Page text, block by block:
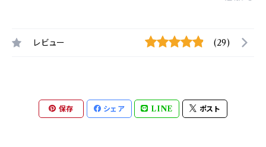
レビュー (29)
保存 シェア LINE ポスト